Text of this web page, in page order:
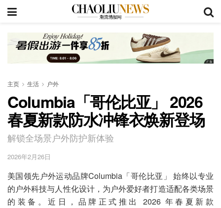
主页 生活 户外
Columbia「哥伦比亚」 2026
春夏新款防水冲锋衣焕新登场
解锁全场景户外防护新体验
2026年2月26日
美国领先户外运动品牌Columbia「哥伦比亚」 始终以专业
的户外科技与人性化设计，为户外爱好者打造适配各类场景
的装备。近日，品牌正式推出 2026 年春夏新款